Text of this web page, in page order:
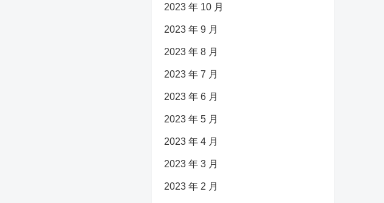
2023 年 10 月
2023 年 9 月
2023 年 8 月
2023 年 7 月
2023 年 6 月
2023 年 5 月
2023 年 4 月
2023 年 3 月
2023 年 2 月